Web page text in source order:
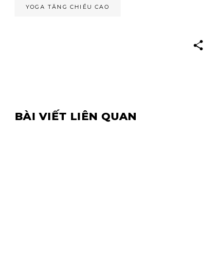
YOGA TĂNG CHIỀU CAO
BÀI VIẾT LIÊN QUAN